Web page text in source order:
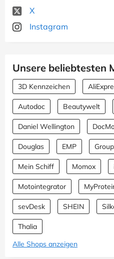
X
Instagram
Unsere beliebtesten
3D Kennzeichen
Autodoc Beautywelt
Daniel Wellington
Douglas EMP
Mein Schiff Momox
Motointegrator
sevDesk SHEIN
Thalia
Alle Shops anzeigen